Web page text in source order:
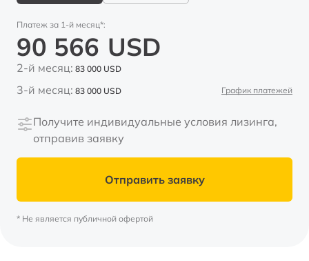
Платеж за 1-й месяц*:
90 566 USD
2-й месяц: 83 000 USD
3-й месяц: 83 000 USD График платежей
Получите индивидуальные условия лизинга,
отправив заявку
Отправить заявку
* Не является публичной офертой